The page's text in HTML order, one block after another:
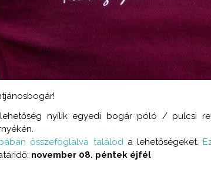
nyílik egyedi bogár póló / pulcsi
összefoglalva találod a lehetőségeket.
november 08. péntek éjfél